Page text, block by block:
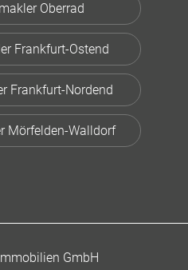
Oberrad
Frankfurt-Ostend
Frankfurt-Nordend
Mörfelden-Walldorf
GmbH